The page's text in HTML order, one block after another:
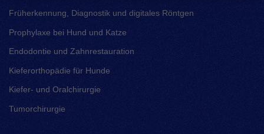
Früherkennung, Diagnostik und digitales Röntgen
Prophylaxe bei Hund und Katze
Endodontie und Zahnrestauration
Kieferorthopädie für Hunde
Kiefer- und Oralchirurgie
Tumorchirurgie